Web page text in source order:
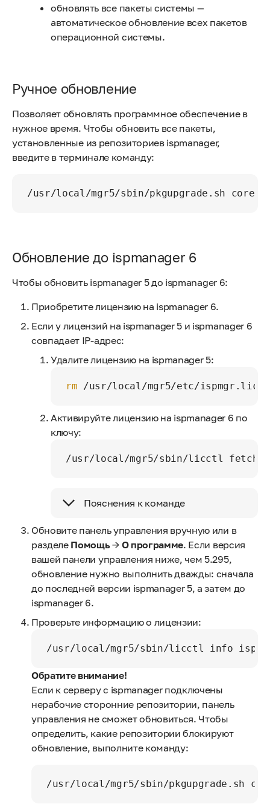
обновлять все пакеты системы —
автоматическое обновление всех пакетов
операционной системы.
Ручное обновление
Позволяет обновлять программное обеспечение в
нужное время. Чтобы обновить все пакеты,
установленные из репозиториев ispmanager,
введите в терминале команду:
/usr/local/mgr5/sbin/pkgupgrade.sh
Обновление до ispmanager 6
Чтобы обновить ispmanager 5 до ispmanager 6:
Приобретите лицензию на ispmanager 6.
Если у лицензий на ispmanager 5 и ispmanager 6
совпадает IP-адрес:
Удалите лицензию на ispmanager 5:
rm /usr/local/mgr5/etc/ispmgr.lic
Активируйте лицензию на ispmanager 6 по
ключу:
/usr/local/mgr5/sbin/licctl fetch
Пояснения к команде
Обновите панель управления вручную или в
разделе Помощь → О программе. Если версия
вашей панели управления ниже, чем 5.295,
обновление нужно выполнить дважды: сначала
до последней версии ispmanager 5, а затем до
ispmanager 6.
Проверьте информацию о лицензии:
/usr/local/mgr5/sbin/licctl info
Обратите внимание!
Если к серверу с ispmanager подключены
нерабочие сторонние репозитории, панель
управления не сможет обновиться. Чтобы
определить, какие репозитории блокируют
обновление, выполните команду:
/usr/local/mgr5/sbin/pkgupgrade.sh